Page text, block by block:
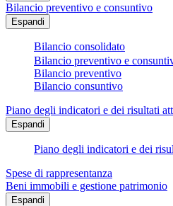
Bilancio preventivo e consuntivo
Espandi
Bilancio consolidato
Bilancio preventivo e
Bilancio preventivo
Bilancio consuntivo
Piano degli indicatori e dei risultati
Espandi
Piano degli indicatori e dei
Spese di rappresentanza
Beni immobili e gestione patrimonio
Espandi